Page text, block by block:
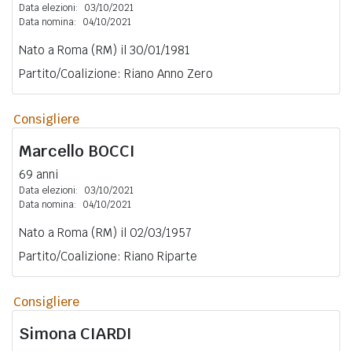
Data elezioni:
03/10/2021
Data nomina:
04/10/2021
Nato a Roma (RM) il 30/01/1981
Partito/Coalizione: Riano Anno Zero
Consigliere
Marcello BOCCI
69 anni
Data elezioni:
03/10/2021
Data nomina:
04/10/2021
Nato a Roma (RM) il 02/03/1957
Partito/Coalizione: Riano Riparte
Consigliere
Simona CIARDI